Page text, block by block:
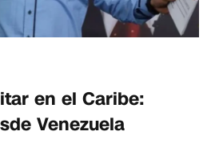
en el Caribe:
Venezuela